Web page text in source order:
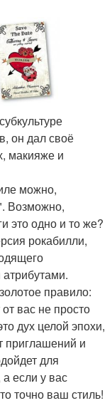
он дал своё
макияже и
можно,
Возможно,
это одно и то же?
рокабилли,
правило:
вас не просто
дух целой эпохи,
приглашений и
для
если у вас
точно ваш стиль!